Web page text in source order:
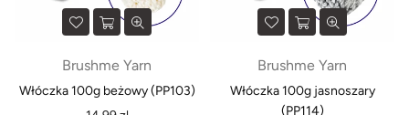
Brushme Yarn
Włóczka 100g beżowy (PP103)
Brushme Yarn
Włóczka 100g jasnoszary
(PP114)